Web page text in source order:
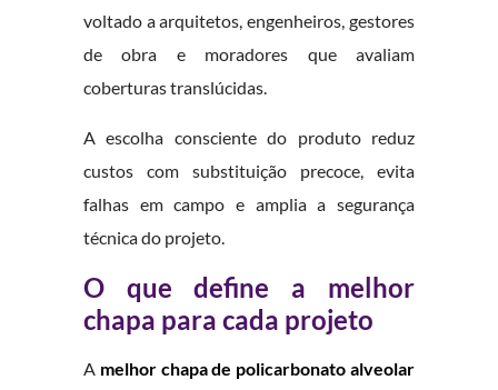
voltado a arquitetos, engenheiros, gestores
de obra e moradores que avaliam
coberturas translúcidas.
A escolha consciente do produto reduz
custos com substituição precoce, evita
falhas em campo e amplia a segurança
técnica do projeto.
O que define a melhor
chapa para cada projeto
A melhor chapa de policarbonato alveolar